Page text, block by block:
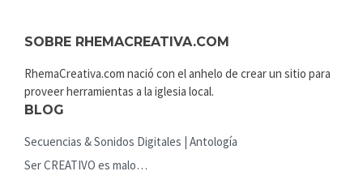
SOBRE RHEMACREATIVA.COM
RhemaCreativa.com nació con el anhelo de crear un sitio para
proveer herramientas a la iglesia local.
BLOG
Secuencias & Sonidos Digitales | Antología
Ser CREATIVO es malo…